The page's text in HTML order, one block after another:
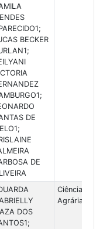
BECKER
DE
DE
DOS
Ciências
Agrárias